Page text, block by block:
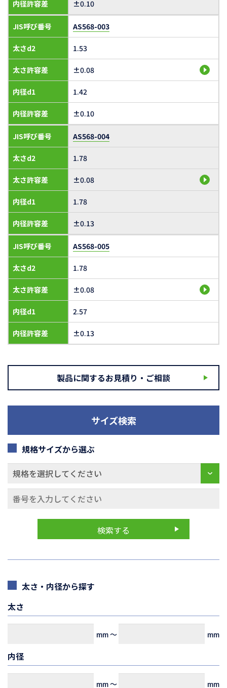
内径許容差 ±0.10
JIS呼び番号
太さd2
太さ許容差
内径d1
内径許容差
AS568-003
1.53
±0.08
1.42
±0.10
JIS呼び番号
太さd2
太さ許容差
内径d1
内径許容差
AS568-004
1.78
±0.08
1.78
±0.13
JIS呼び番号
太さd2
太さ許容差
内径d1
内径許容差
AS568-005
1.78
±0.08
2.57
±0.13
製品に関するお見積り・ご相談
サイズ検索
規格サイズから選ぶ
太さ・内径から探す
太さ
mm～ mm
内径
mm～ mm